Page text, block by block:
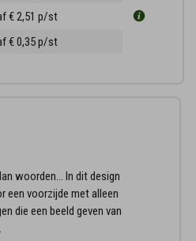
€ 2,51 p/st
€ 0,35p/st
woorden... In dit design
een voorzijde met alleen
die een beeld geven van